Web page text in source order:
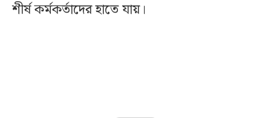
শীর্ষ কর্মকর্তাদের হাতে যায়।